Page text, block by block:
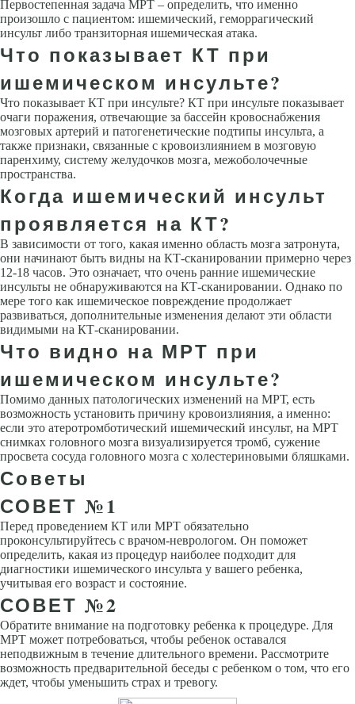
Первостепенная задача МРТ – определить, что именно
произошло с пациентом: ишемический, геморрагический
инсульт либо транзиторная ишемическая атака.
Что показывает КТ при
ишемическом инсульте?
Что показывает КТ при инсульте? КТ при инсульте показывает
очаги поражения, отвечающие за бассейн кровоснабжения
мозговых артерий и патогенетические подтипы инсульта, а
также признаки, связанные с кровоизлиянием в мозговую
паренхиму, систему желудочков мозга, межоболочечные
пространства.
Когда ишемический инсульт
проявляется на КТ?
В зависимости от того, какая именно область мозга затронута,
они начинают быть видны на КТ-сканировании примерно через
12-18 часов. Это означает, что очень ранние ишемические
инсульты не обнаруживаются на КТ-сканировании. Однако по
мере того как ишемическое повреждение продолжает
развиваться, дополнительные изменения делают эти области
видимыми на КТ-сканировании.
Что видно на МРТ при
ишемическом инсульте?
Помимо данных патологических изменений на МРТ, есть
возможность установить причину кровоизлияния, а именно:
если это атеротромботический ишемический инсульт, на МРТ
снимках головного мозга визуализируется тромб, сужение
просвета сосуда головного мозга с холестериновыми бляшками.
Советы
СОВЕТ №1
Перед проведением КТ или МРТ обязательно
проконсультируйтесь с врачом-неврологом. Он поможет
определить, какая из процедур наиболее подходит для
диагностики ишемического инсульта у вашего ребенка,
учитывая его возраст и состояние.
СОВЕТ №2
Обратите внимание на подготовку ребенка к процедуре. Для
МРТ может потребоваться, чтобы ребенок оставался
неподвижным в течение длительного времени. Рассмотрите
возможность предварительной беседы с ребенком о том, что его
ждет, чтобы уменьшить страх и тревогу.